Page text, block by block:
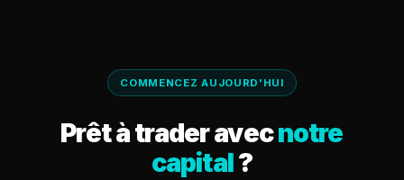
COMMENCEZ AUJOURD'HUI
Prêt à trader avecnotre
capital?